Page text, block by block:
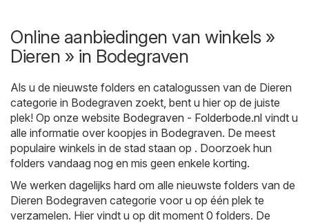
Online aanbiedingen van winkels »
Dieren » in Bodegraven
Als u de nieuwste folders en catalogussen van de Dieren
categorie in Bodegraven zoekt, bent u hier op de juiste
plek! Op onze website Bodegraven - Folderbode.nl vindt u
alle informatie over koopjes in Bodegraven. De meest
populaire winkels in de stad staan op . Doorzoek hun
folders vandaag nog en mis geen enkele korting.
We werken dagelijks hard om alle nieuwste folders van de
Dieren Bodegraven categorie voor u op één plek te
verzamelen. Hier vindt u op dit moment 0 folders. De